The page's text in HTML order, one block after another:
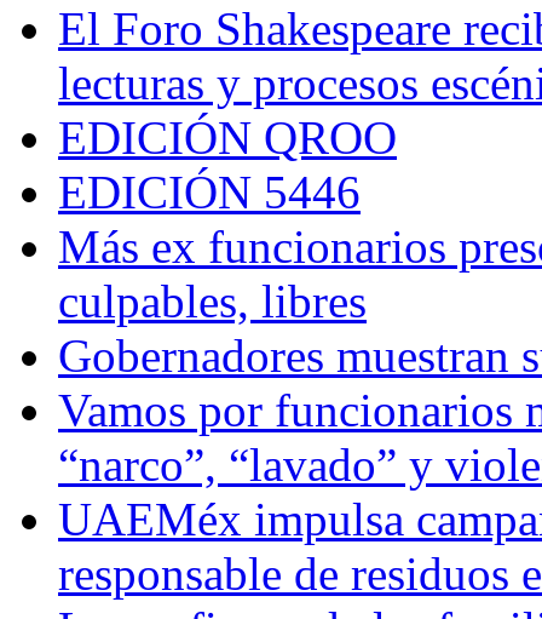
El Foro Shakespeare
lecturas y procesos
EDICIÓN QROO
EDICIÓN 5446
Más ex funcionarios
culpables, libres
Gobernadores muestran
Vamos por funcionarios
“narco”, “lavado” y
UAEMéx impulsa
responsable de residuos